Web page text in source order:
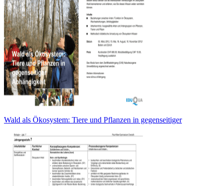
Wald als Ökosystem: Tiere und Pflanzen in gegenseitiger